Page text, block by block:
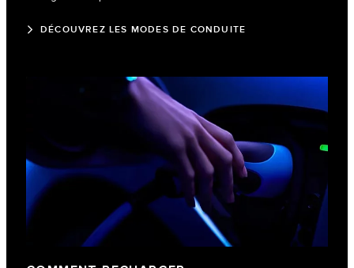
DÉCOUVREZ LES MODES DE CONDUITE